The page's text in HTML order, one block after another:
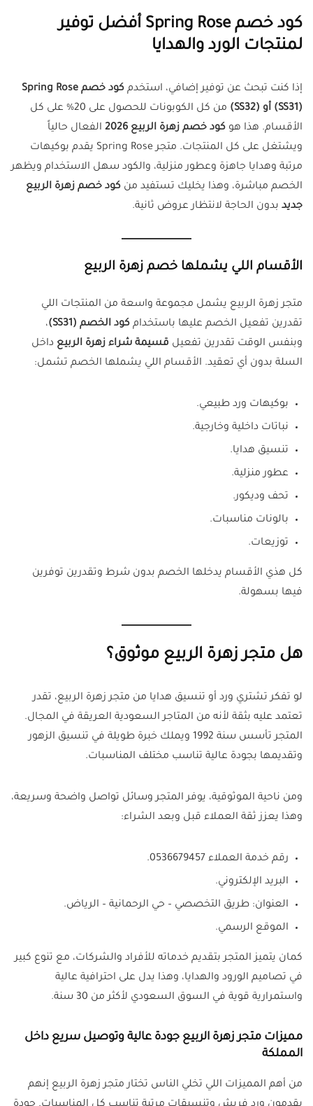
كود خصم Spring Rose أفضل توفير
لمنتجات الورد والهدايا
إذا كنت تبحث عن توفير إضافي، استخدم
كود خصم Spring Rose
(SS31) أو (SS32)
من كل الكوبونات للحصول على 20% على كل
الأقسام. هذا هو كود خصم زهرة الربيع 2026
الفعال حالياً
ويشتغل على كل المنتجات. متجر Spring Rose يقدم بوكيهات
مرتبة وهدايا جاهزة وعطور منزلية، والكود سهل الاستخدام ويظهر
الخصم مباشرة، وهذا يخليك تستفيد من كود خصم زهرة الربيع
جديد بدون الحاجة لانتظار عروض ثانية.
الأقسام اللي يشملها خصم زهرة الربيع
متجر زهرة الربيع يشمل مجموعة واسعة من المنتجات اللي
تقدرين تفعيل الخصم عليها باستخدام كود الخصم (SS31)
،
وبنفس الوقت تقدرين تفعيل قسيمة شراء زهرة الربيع داخل
السلة بدون أي تعقيد. الأقسام اللي يشملها الخصم تشمل:
بوكيهات ورد طبيعي.
نباتات داخلية وخارجية.
تنسيق هدايا.
عطور منزلية.
تحف وديكور.
بالونات مناسبات.
توزيعات.
كل هذي الأقسام يدخلها الخصم بدون شرط وتقدرين توفرين
فيها بسهولة.
هل متجر زهرة الربيع موثوق؟
لو تفكر تشتري ورد أو تنسيق هدايا من متجر زهرة الربيع، تقدر
تعتمد عليه بثقة لأنه من المتاجر السعودية العريقة في المجال.
المتجر تأسس سنة 1992 ويملك خبرة طويلة في تنسيق الزهور
وتقديمها بجودة عالية تناسب مختلف المناسبات.
ومن ناحية الموثوقية، يوفر المتجر وسائل تواصل واضحة وسريعة،
وهذا يعزز ثقة العملاء قبل وبعد الشراء:
رقم خدمة العملاء 0536679457.
البريد الإلكتروني.
العنوان: طريق التخصصي – حي الرحمانية – الرياض.
الموقع الرسمي.
كمان يتميز المتجر بتقديم خدماته للأفراد والشركات، مع تنوع كبير
في تصاميم الورود والهدايا، وهذا يدل على احترافية عالية
واستمرارية قوية في السوق السعودي لأكثر من 30 سنة.
مميزات متجر زهرة الربيع جودة عالية وتوصيل سريع داخل
المملكة
من أهم المميزات اللي تخلي الناس تختار متجر زهرة الربيع إنهم